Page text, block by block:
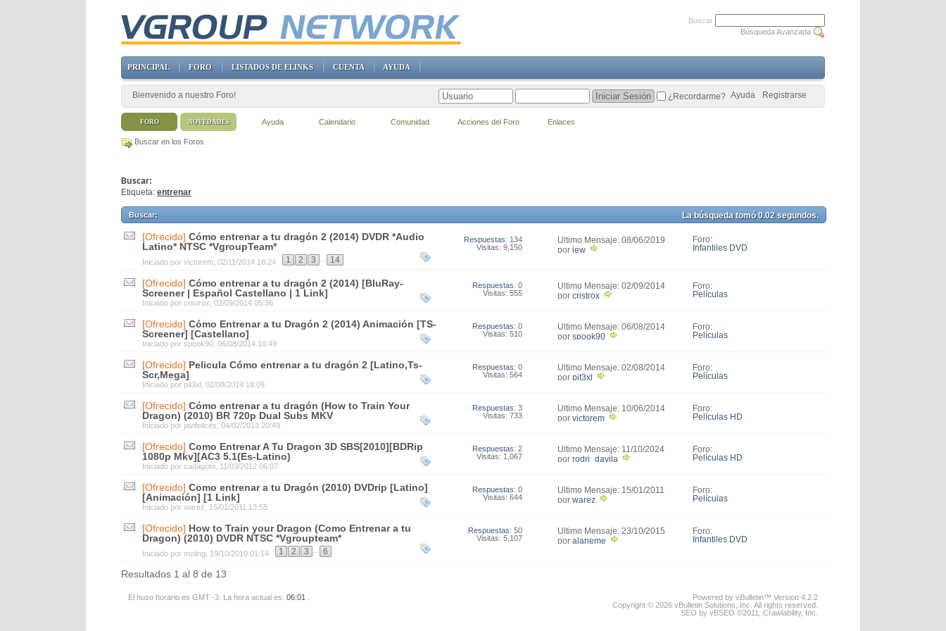
Buscar en los Foros
Buscar:
Etiqueta: entrenar
Buscar: La búsqueda tomó0.02 segundos.
[Ofrecido] Cómo entrenar a tu dragón 2 (2014) DVDR *Audio
Latino* NTSC *VgroupTeam*
Iniciado por victorem , 02/11/2014 18:24 1 2 3 14
Respuestas: 134
Visitas: 9,150
Último Mensaje: 08/06/2019
00:13
por jew
Foro:
Infantiles DVD
[Ofrecido] Cómo entrenar a tu dragón 2 (2014) [BluRay-
Screener | Español Castellano | 1 Link]
Iniciado por cristrox , 02/09/2014 05:36
Respuestas: 0
Visitas: 555
Último Mensaje: 02/09/2014
05:36
por cristrox
Foro:
Películas
[Ofrecido] Cómo Entrenar a tu Dragón 2 (2014) Animación [TS-
Screener] [Castellano]
Iniciado por spook90 , 06/08/2014 10:49
Respuestas: 0
Visitas: 510
Último Mensaje: 06/08/2014
10:49
por spook90
Foro:
Películas
[Ofrecido] Pelicula Cómo entrenar a tu dragón 2 [Latino,Ts-
Scr,Mega]
Iniciado por pit3xl , 02/08/2014 18:09
Respuestas: 0
Visitas: 564
Último Mensaje: 02/08/2014
18:09
por pit3xl
Foro:
Películas
[Ofrecido] Cómo entrenar a tu dragón (How to Train Your
Dragon) (2010) BR 720p Dual Subs MKV
Iniciado por javifelices , 04/02/2013 20:49
Respuestas: 3
Visitas: 733
Último Mensaje: 10/06/2014
08:31
por victorem
Foro:
Películas HD
[Ofrecido] Como Entrenar A Tu Dragon 3D SBS[2010][BDRip
1080p Mkv][AC3 5.1(Es-Latino)
Iniciado por cadagoto , 11/03/2012 06:07
Respuestas: 2
Visitas: 1,067
Último Mensaje: 11/10/2024
22:05
por rodri_davila
Foro:
Películas HD
[Ofrecido] Como entrenar a tu Dragón (2010) DVDrip [Latino]
[Animación] [1 Link]
Iniciado por warez , 15/01/2011 13:55
Respuestas: 0
Visitas: 644
Último Mensaje: 15/01/2011
13:55
por warez
Foro:
Películas
[Ofrecido] How to Train your Dragon (Como Entrenar a tu
Dragon) (2010) DVDR NTSC *Vgroupteam*
Iniciado por moling , 19/10/2010 01:14 1 2 3 6
Respuestas: 50
Visitas: 5,107
Último Mensaje: 23/10/2015
19:41
por alaneme
Foro:
Infantiles DVD
Resultados 1 al 8 de 13
El huso horario es GMT -3. La hora actual es: 06:01
Powered by vBulletin™ Version 4.2.2
Copyright © 2026 vBulletin Solutions, Inc. All rights reserved.
SEO by vBSEO ©2011, Crawlability, Inc.
Buscar
Búsqueda Avanzada
PRINCIPAL FORO LISTADOS DE ELINKS CUENTA AYUDA
Bienvenido a nuestro Foro! Registrarse
Ayuda
¿Recordarme?
FORO Ayuda Calendario Comunidad Acciones del Foro Enlaces
NOVEDADES